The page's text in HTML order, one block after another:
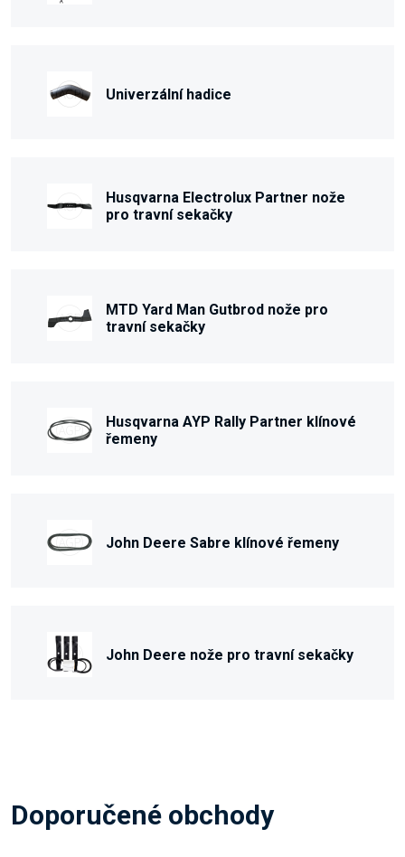
Univerzální hadice
Husqvarna Electrolux Partner nože
pro travní sekačky
MTD Yard Man Gutbrod nože pro
travní sekačky
Husqvarna AYP Rally Partner klínové
řemeny
John Deere Sabre klínové řemeny
John Deere nože pro travní sekačky
Doporučené obchody